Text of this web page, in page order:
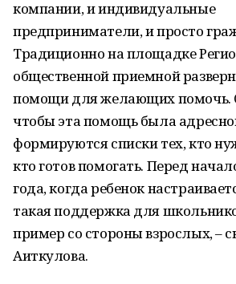
компании, и индивидуальные
предприниматели, и просто
Традиционно на площадке
общественной приемной
помощи для желающих помочь.
чтобы эта помощь была
формируются списки тех, кто
кто готов помогать. Перед
года, когда ребенок
такая поддержка для
пример со стороны взрослых, –
Аиткулова.